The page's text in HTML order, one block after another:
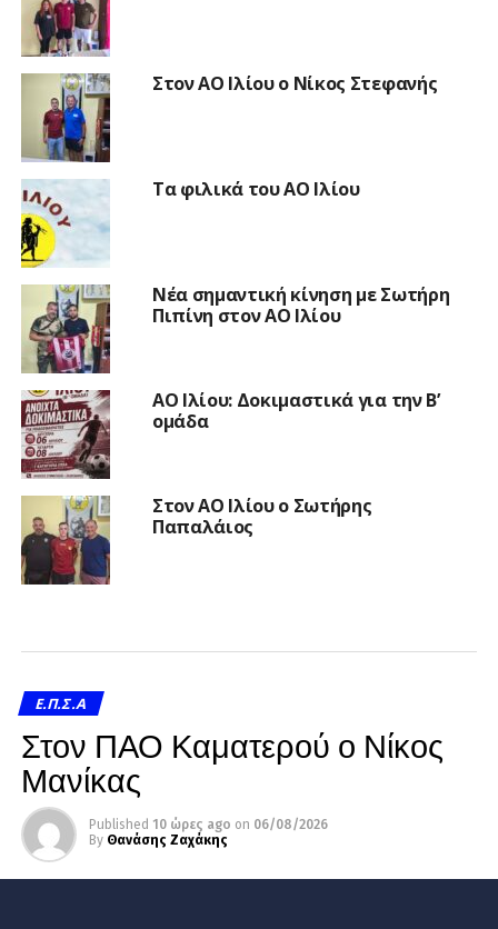
Στον ΑΟ Ιλίου ο Νίκος Στεφανής
Τα φιλικά του ΑΟ Ιλίου
Νέα σημαντική κίνηση με Σωτήρη
Πιπίνη στον ΑΟ Ιλίου
ΑΟ Ιλίου: Δοκιμαστικά για την Β’
ομάδα
Στον ΑΟ Ιλίου ο Σωτήρης
Παπαλάιος
Ε.Π.Σ.Α
Στον ΠΑΟ Καματερού ο Νίκος
Μανίκας
Published 10 ώρες ago on 06/08/2026
By Θανάσης Ζαχάκης